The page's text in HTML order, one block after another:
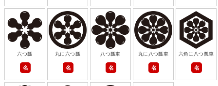
六つ瓢
名
丸に六つ瓢
名
八つ瓢車
名
丸に八つ瓢車
名
六角に八つ瓢車
名